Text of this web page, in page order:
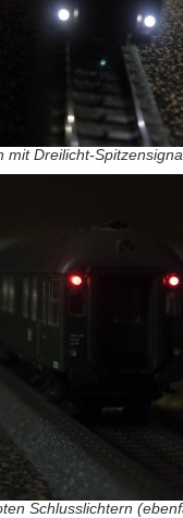
mit Dreilicht-
Schlusslichtern